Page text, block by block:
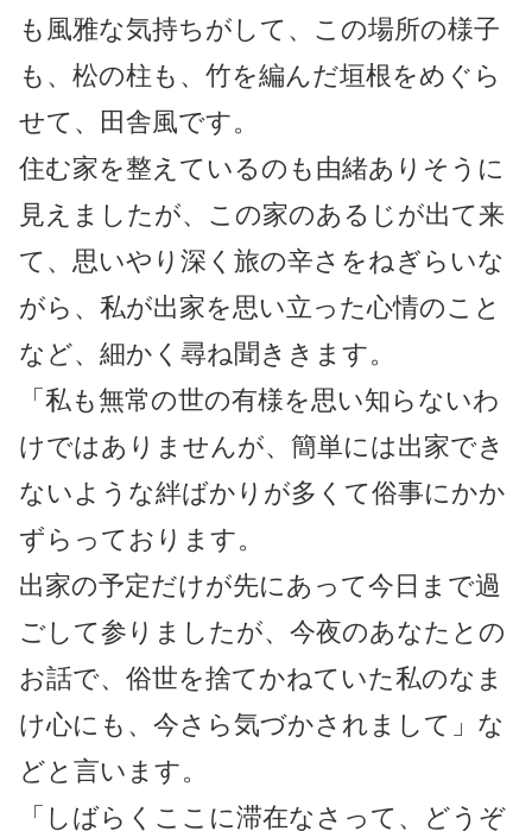
も風雅な気持ちがして、この場所の様子
も、松の柱も、竹を編んだ垣根をめぐら
せて、田舎風です。
住む家を整えているのも由緒ありそうに
見えましたが、この家のあるじが出て来
て、思いやり深く旅の辛さをねぎらいな
がら、私が出家を思い立った心情のこと
など、細かく尋ね聞ききます。
「私も無常の世の有様を思い知らないわ
けではありませんが、簡単には出家でき
ないような絆ばかりが多くて俗事にかか
ずらっております。
出家の予定だけが先にあって今日まで過
ごして参りましたが、今夜のあなたとの
お話で、俗世を捨てかねていた私のなま
け心にも、今さら気づかされまして」な
どと言います。
「しばらくここに滞在なさって、どうぞ